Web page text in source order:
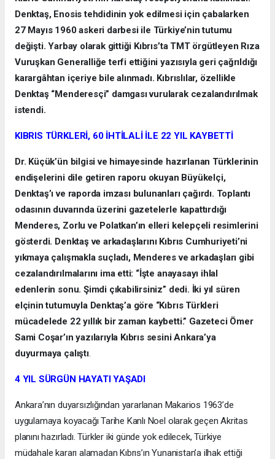
Denktaş, Enosis tehdidinin yok edilmesi için çabalarken
27 Mayıs 1960 askeri darbesi ile Türkiye’nin tutumu
değişti. Yarbay olarak gittiği Kıbrıs’ta TMT örgütleyen Rıza
Vuruşkan Generalliğe terfi ettiğini yazısıyla geri çağrıldığı
karargâhtan içeriye bile alınmadı. Kıbrıslılar, özellikle
Denktaş “Menderesçi” damgası vurularak cezalandırılmak
istendi.
KIBRIS TÜRKLERİ, 60 İHTİLALİ İLE 22 YIL KAYBETTİ
Dr. Küçük’ün bilgisi ve himayesinde hazırlanan Türklerinin
endişelerini dile getiren raporu okuyan Büyükelçi,
Denktaş’ı ve raporda imzası bulunanları çağırdı. Toplantı
odasının duvarında üzerini gazetelerle kapattırdığı
Menderes, Zorlu ve Polatkan’ın elleri kelepçeli resimlerini
gösterdi. Denktaş ve arkadaşlarını Kıbrıs Cumhuriyeti’ni
yıkmaya çalışmakla suçladı, Menderes ve arkadaşları gibi
cezalandırılmalarını ima etti: “İşte anayasayı ihlal
edenlerin sonu. Şimdi çıkabilirsiniz” dedi. İki yıl süren
elçinin tutumuyla Denktaş’a göre “Kıbrıs Türkleri
mücadelede 22 yıllık bir zaman kaybetti.” Gazeteci Ömer
Sami Coşar’ın yazılarıyla Kıbrıs sesini Ankara’ya
duyurmaya çalıştı.
4 YIL SÜRGÜN HAYATI YAŞADI
Ankara’nın duyarsızlığından yararlanan Makarios 1963’de
uygulamaya koyacağı Tarihe Kanlı Noel olarak geçen Akritas
planını hazırladı. Türkler iki günde yok edilecek, Türkiye
müdahale kararı alamadan Kıbrıs’ın Yunanistan’a ilhak ettiği